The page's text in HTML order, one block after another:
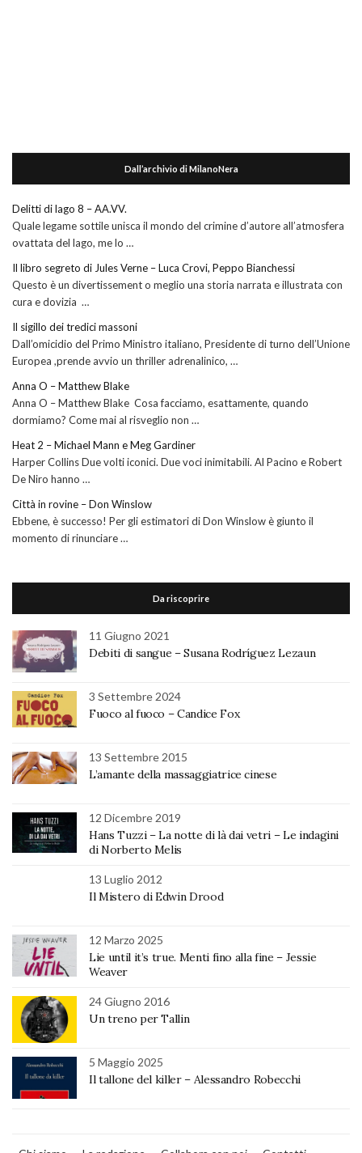
Dall’archivio di MilanoNera
Delitti di lago 8 – AA.VV.
Quale legame sottile unisca il mondo del crimine d’autore all’atmosfera
ovattata del lago, me lo …
Il libro segreto di Jules Verne – Luca Crovi, Peppo Bianchessi
Questo è un divertissement o meglio una storia narrata e illustrata con
cura e dovizia …
Il sigillo dei tredici massoni
Dall’omicidio del Primo Ministro italiano, Presidente di turno dell’Unione
Europea ,prende avvio un thriller adrenalinico, …
Anna O – Matthew Blake
Anna O – Matthew Blake Cosa facciamo, esattamente, quando
dormiamo? Come mai al risveglio non …
Heat 2 – Michael Mann e Meg Gardiner
Harper Collins Due volti iconici. Due voci inimitabili. Al Pacino e Robert
De Niro hanno …
Città in rovine – Don Winslow
Ebbene, è successo! Per gli estimatori di Don Winslow è giunto il
momento di rinunciare …
Da riscoprire
11 Giugno 2021
Debiti di sangue – Susana Rodríguez Lezaun
3 Settembre 2024
Fuoco al fuoco – Candice Fox
13 Settembre 2015
L’amante della massaggiatrice cinese
12 Dicembre 2019
Hans Tuzzi – La notte di là dai vetri – Le indagini
di Norberto Melis
13 Luglio 2012
Il Mistero di Edwin Drood
12 Marzo 2025
Lie until it’s true. Menti fino alla fine – Jessie
Weaver
24 Giugno 2016
Un treno per Tallin
5 Maggio 2025
Il tallone del killer – Alessandro Robecchi